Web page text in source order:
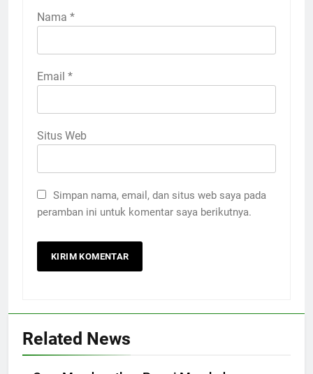
Nama *
Email *
Situs Web
Simpan nama, email, dan situs web saya pada
peramban ini untuk komentar saya berikutnya.
Related News